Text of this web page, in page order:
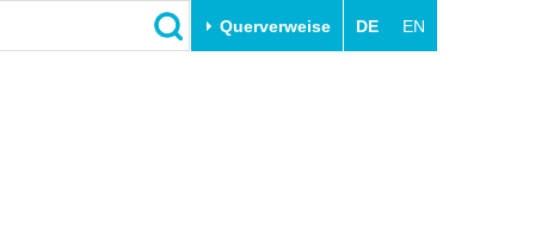
Querverweise DE EN